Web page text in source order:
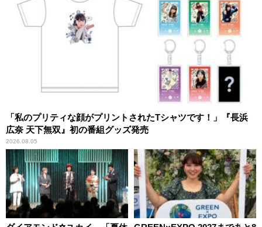
「私のプリティな顔がプリントされたTシャツです！」『長浜
広奈 天下無双』初の番組グッズ発売
2026.08.05